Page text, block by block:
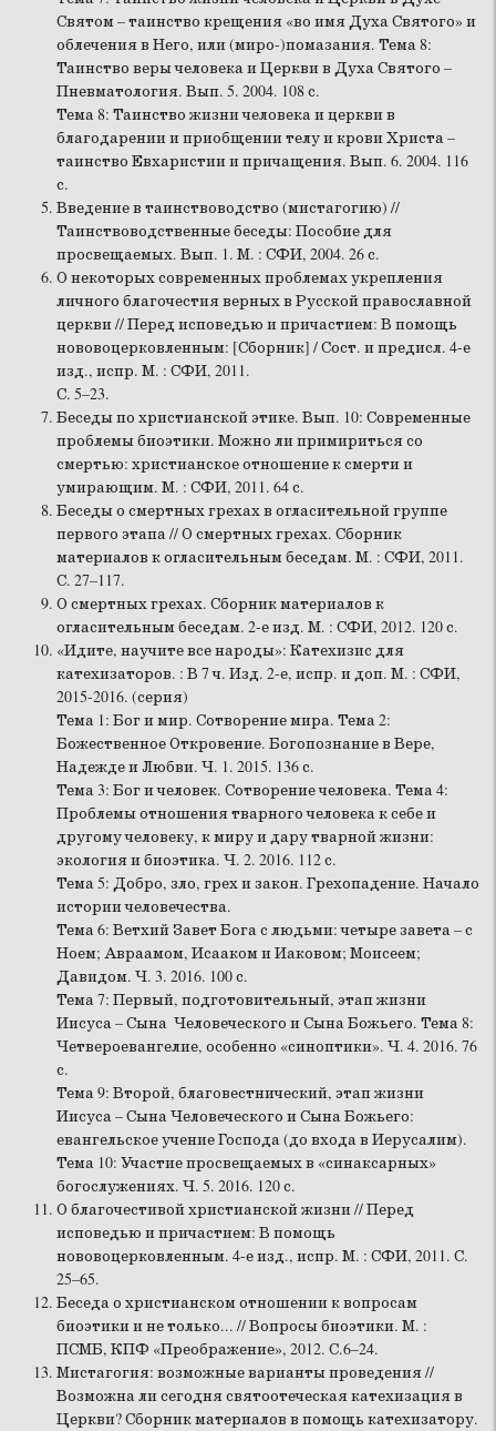
Святом – таинство крещения «во имя Духа Святого» и
облечения в Него, или (миро-)помазания. Тема 8:
Таинство веры человека и Церкви в Духа Святого –
Пневматология. Вып. 5. 2004. 108 с.
Тема 8: Таинство жизни человека и церкви в
благодарении и приобщении телу и крови Христа –
таинство Евхаристии и причащения. Вып. 6. 2004. 116
с.
Введение в таинствоводство (мистагогию) //
Таинствоводственные беседы: Пособие для
просвещаемых. Вып. 1. М. : СФИ, 2004. 26 с.
О некоторых современных проблемах укрепления
личного благочестия верных в Русской православной
церкви // Перед исповедью и причастием: В помощь
нововоцерковленным: [Сборник] / Сост. и предисл. 4-е
изд., испр. М. : СФИ, 2011.
С. 5–23.
Беседы по христианской этике. Вып. 10: Современные
проблемы биоэтики. Можно ли примириться со
смертью: христианское отношение к смерти и
умирающим. М. : СФИ, 2011. 64 с.
Беседы о смертных грехах в огласительной группе
первого этапа // О смертных грехах. Сборник
материалов к огласительным беседам. М. : СФИ, 2011.
С. 27–117.
О смертных грехах. Сборник материалов к
огласительным беседам. 2-е изд. М. : СФИ, 2012. 120 с.
«Идите, научите все народы»: Катехизис для
катехизаторов. : В 7 ч. Изд. 2-е, испр. и доп. М. : СФИ,
2015-2016. (серия)
Тема 1: Бог и мир. Сотворение мира. Тема 2:
Божественное Откровение. Богопознание в Вере,
Надежде и Любви. Ч. 1. 2015. 136 с.
Тема 3: Бог и человек. Сотворение человека. Тема 4:
Проблемы отношения тварного человека к себе и
другому человеку, к миру и дару тварной жизни:
экология и биоэтика. Ч. 2. 2016. 112 с.
Тема 5: Добро, зло, грех и закон. Грехопадение. Начало
истории человечества.
Тема 6: Ветхий Завет Бога с людьми: четыре завета – с
Ноем; Авраамом, Исааком и Иаковом; Моисеем;
Давидом. Ч. 3. 2016. 100 с.
Тема 7: Первый, подготовительный, этап жизни
Иисуса – Сына Человеческого и Сына Божьего. Тема 8:
Четвероевангелие, особенно «синоптики». Ч. 4. 2016. 76
с.
Тема 9: Второй, благовестнический, этап жизни
Иисуса – Сына Человеческого и Сына Божьего:
евангельское учение Господа (до входа в Иерусалим).
Тема 10: Участие просвещаемых в «синаксарных»
богослужениях. Ч. 5. 2016. 120 с.
О благочестивой христианской жизни // Перед
исповедью и причастием: В помощь
нововоцерковленным. 4-е изд., испр. М. : СФИ, 2011. С.
25–65.
Беседа о христианском отношении к вопросам
биоэтики и не только... // Вопросы биоэтики. М. :
ПСМБ, КПФ «Преображение», 2012. С.6–24.
Мистагогия: возможные варианты проведения //
Возможна ли сегодня святоотеческая катехизация в
Церкви? Сборник материалов в помощь катехизатору.